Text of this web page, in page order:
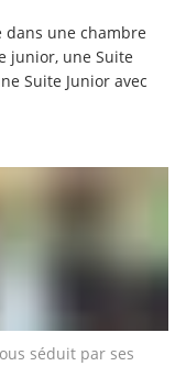
dans une chambre
junior, une Suite
Suite Junior avec
séduit par ses